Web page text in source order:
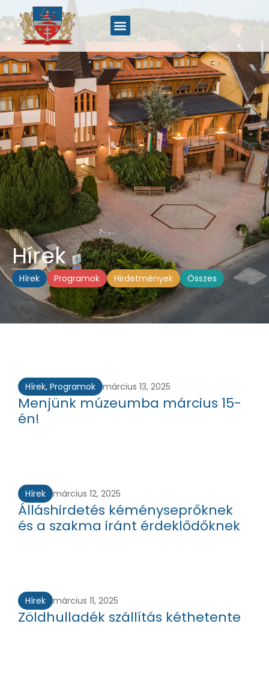
Hírek
Hírek Programok Hirdetmények Összes
Hírek, Programok március 13, 2025
Menjünk múzeumba március 15-
én!
Hírek március 12, 2025
Álláshirdetés kéményseprőknek
és a szakma iránt érdeklődőknek
Hírek március 11, 2025
Zöldhulladék szállítás kéthetente